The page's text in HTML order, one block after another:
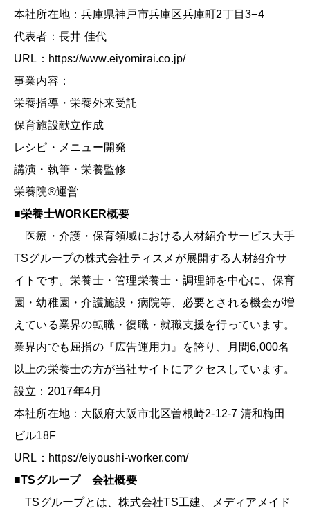
本社所在地：兵庫県神戸市兵庫区兵庫町2丁目3−4
代表者：長井 佳代
URL：https://www.eiyomirai.co.jp/
事業内容：
栄養指導・栄養外来受託
保育施設献立作成
レシピ・メニュー開発
講演・執筆・栄養監修
栄養院®︎運営
■栄養士WORKER概要
医療・介護・保育領域における人材紹介サービス大手
TSグループの株式会社ティスメが展開する人材紹介サ
イトです。栄養士・管理栄養士・調理師を中心に、保育
園・幼稚園・介護施設・病院等、必要とされる機会が増
えている業界の転職・復職・就職支援を行っています。
業界内でも屈指の『広告運用力』を誇り、月間6,000名
以上の栄養士の方が当社サイトにアクセスしています。
設立：2017年4月
本社所在地：大阪府大阪市北区曽根崎2-12-7 清和梅田
ビル18F
URL：https://eiyoushi-worker.com/
■TSグループ 会社概要
TSグループとは、株式会社TS工建、メディアメイド